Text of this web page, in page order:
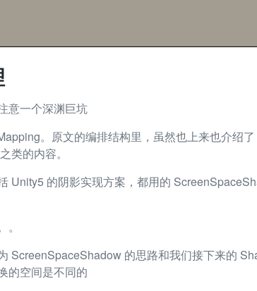
意一个深渊巨坑
。原文的编排结构里，虽然也上来也介绍
类的内容。
Unity5 的阴影实现方案，都用的
ScreenSpaceShadow 的思路和我们接下来的
的空间是不同的